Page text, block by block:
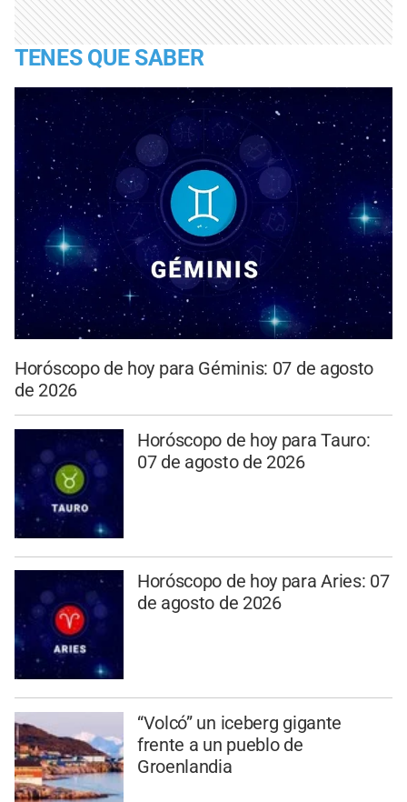
TENES QUE SABER
Horóscopo de hoy para Géminis: 07 de agosto
de 2026
Horóscopo de hoy para Tauro:
07 de agosto de 2026
Horóscopo de hoy para Aries: 07
de agosto de 2026
“Volcó” un iceberg gigante
frente a un pueblo de
Groenlandia